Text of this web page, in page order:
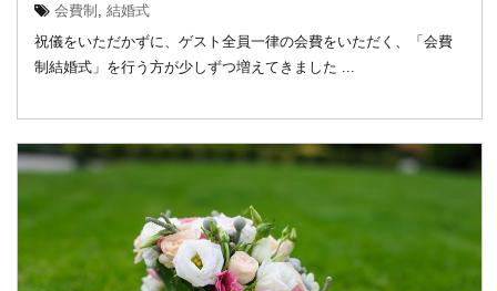
会費制 , 結婚式
祝儀をいただかずに、ゲスト全員一律の会費をいただく、「会費
制結婚式」を行う方が少しずつ増えてきました ...